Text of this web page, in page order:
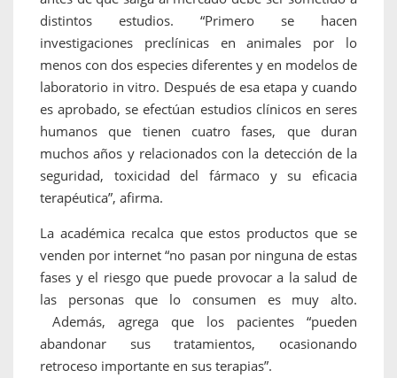
distintos estudios. “Primero se hacen
investigaciones preclínicas en animales por lo
menos con dos especies diferentes y en modelos de
laboratorio in vitro. Después de esa etapa y cuando
es aprobado, se efectúan estudios clínicos en seres
humanos que tienen cuatro fases, que duran
muchos años y relacionados con la detección de la
seguridad, toxicidad del fármaco y su eficacia
terapéutica”, afirma.
La académica recalca que estos productos que se
venden por internet “no pasan por ninguna de estas
fases y el riesgo que puede provocar a la salud de
las personas que lo consumen es muy alto.
Además, agrega que los pacientes “pueden
abandonar sus tratamientos, ocasionando
retroceso importante en sus terapias”.